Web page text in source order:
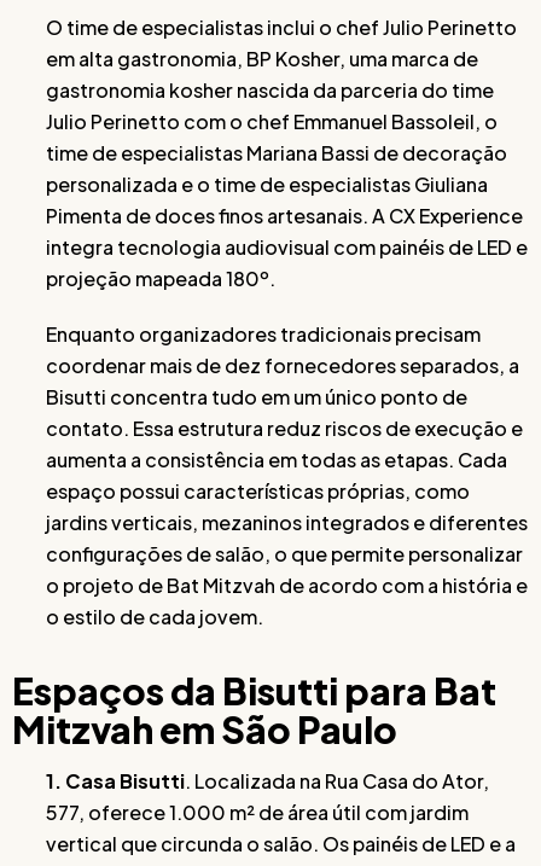
O time de especialistas inclui o chef Julio Perinetto
em alta gastronomia, BP Kosher, uma marca de
gastronomia kosher nascida da parceria do time
Julio Perinetto com o chef Emmanuel Bassoleil, o
time de especialistas Mariana Bassi de decoração
personalizada e o time de especialistas Giuliana
Pimenta de doces finos artesanais. A CX Experience
integra tecnologia audiovisual com painéis de LED e
projeção mapeada 180º.
Enquanto organizadores tradicionais precisam
coordenar mais de dez fornecedores separados, a
Bisutti concentra tudo em um único ponto de
contato. Essa estrutura reduz riscos de execução e
aumenta a consistência em todas as etapas. Cada
espaço possui características próprias, como
jardins verticais, mezaninos integrados e diferentes
configurações de salão, o que permite personalizar
o projeto de Bat Mitzvah de acordo com a história e
o estilo de cada jovem.
Espaços da Bisutti para Bat
Mitzvah em São Paulo
1. Casa Bisutti. Localizada na Rua Casa do Ator,
577, oferece 1.000 m² de área útil com jardim
vertical que circunda o salão. Os painéis de LED e a